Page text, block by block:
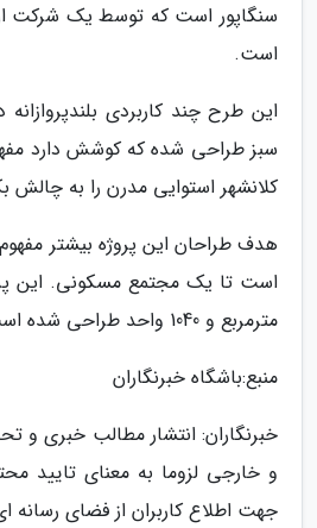
سنگاپور است که توسط یک شرکت
است.
این طرح چند کاربردی
سبز طراحی شده که کوشش دارد
کلانشهر استوایی مدرن را به چالش
هدف طراحان این پروژه بیشتر
مترمربع و 1040 واحد طراحی شده است.
منبع:باشگاه خبرنگاران
خبرنگاران: انتشار مطالب خبری و
و خارجی لزوما به معنای تایید
جهت اطلاع کاربران از فضای رسانه